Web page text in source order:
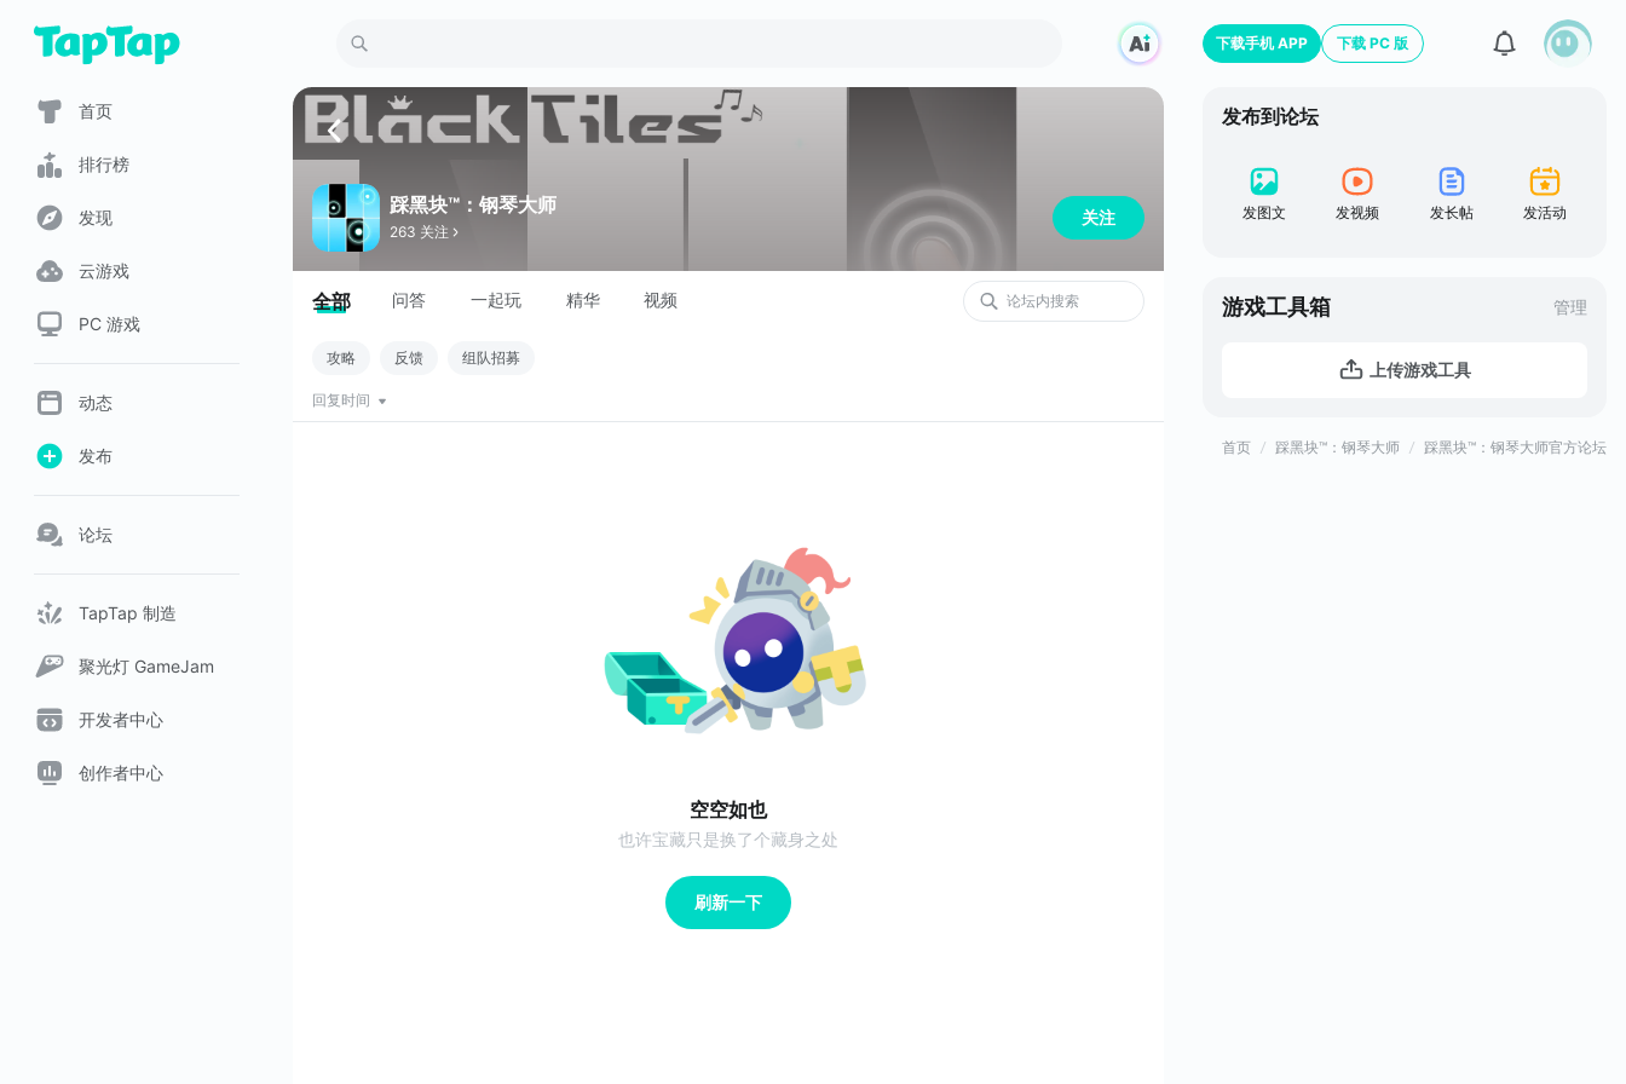
首页
排行榜
发现
云游戏
PC 游戏
动态
发布
论坛
TapTap 制造
聚光灯 GameJam
开发者中心
创作者中心
踩黑块™：钢琴大师
263 关注
关注
全部 问答 一起玩 精华 视频
攻略 反馈 组队招募
回复时间
空空如也
也许宝藏只是换了个藏身之处
刷新一下
下载手机 APP 下载 PC 版
发布到论坛
发图文 发视频 发长帖 发活动
游戏工具箱 管理
上传游戏工具
首页 踩黑块™：钢琴大师 踩黑块™：钢琴大师官方论坛